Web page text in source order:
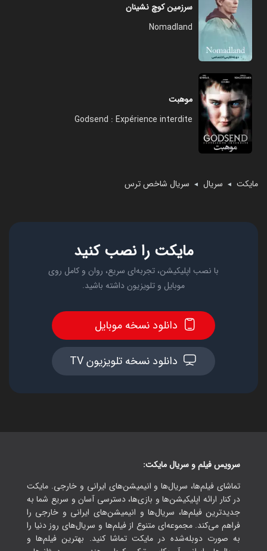
سرزمین کوچ نشینان
Nomadland
موهبت
Godsend : Expérience interdite
مایکت ◄ سریال ◄ سریال شاخص ترس
مایکت را نصب کنید
با نصب اپلیکیشن، تجربه‌ای سریع، روان و کامل روی
موبایل و تلویزیون داشته باشید.
دانلود نسخه موبایل
دانلود نسخه تلویزیون TV
سرویس فیلم و سریال مایکت:
تماشای فیلم‌ها، سریال‌ها و انیمیشن‌های ایرانی و خارجی. مایکت
در کنار ارائه اپلیکیشن‌ها و بازی‌ها، دسترسی آسان و سریع شما به
جدیدترین فیلم‌ها، سریال‌ها و انیمیشن‌های ایرانی و خارجی را
فراهم می‌کند. مجموعه‌ای متنوع از فیلم‌ها و سریال‌های روز دنیا را
به صورت دوبله‌شده در مایکت تماشا کنید. بهترین فیلم‌ها و